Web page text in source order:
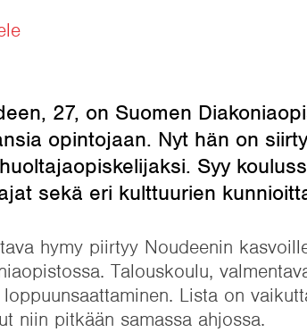
27, on Suomen
opintojaan. Nyt hän on
Syy
sekä eri kulttuurien
hymy piirtyy Noudeenin
Talouskoulu,
Lista on
niin pitkään samassa ahjossa.